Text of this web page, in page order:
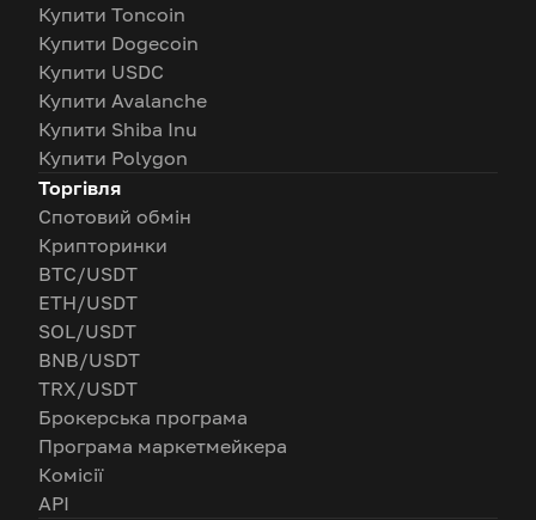
Купити Toncoin
Купити Dogecoin
Купити USDC
Купити Avalanche
Купити Shiba Inu
Купити Polygon
Торгівля
Спотовий обмін
Крипторинки
BTC/USDT
ETH/USDT
SOL/USDT
BNB/USDT
TRX/USDT
Брокерська програма
Програма маркетмейкера
Комісії
API